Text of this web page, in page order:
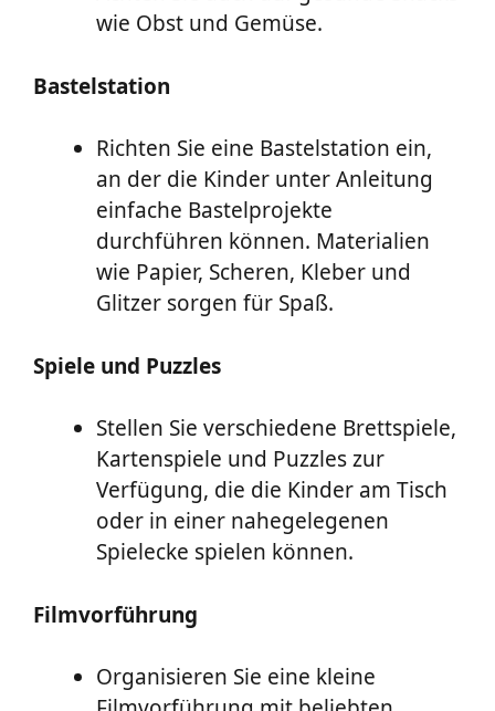
wie Obst und Gemüse.
Bastelstation
Richten Sie eine Bastelstation ein,
an der die Kinder unter Anleitung
einfache Bastelprojekte
durchführen können. Materialien
wie Papier, Scheren, Kleber und
Glitzer sorgen für Spaß.
Spiele und Puzzles
Stellen Sie verschiedene Brettspiele,
Kartenspiele und Puzzles zur
Verfügung, die die Kinder am Tisch
oder in einer nahegelegenen
Spielecke spielen können.
Filmvorführung
Organisieren Sie eine kleine